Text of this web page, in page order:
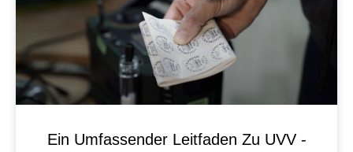
Ein Umfassender Leitfaden Zu UVV -